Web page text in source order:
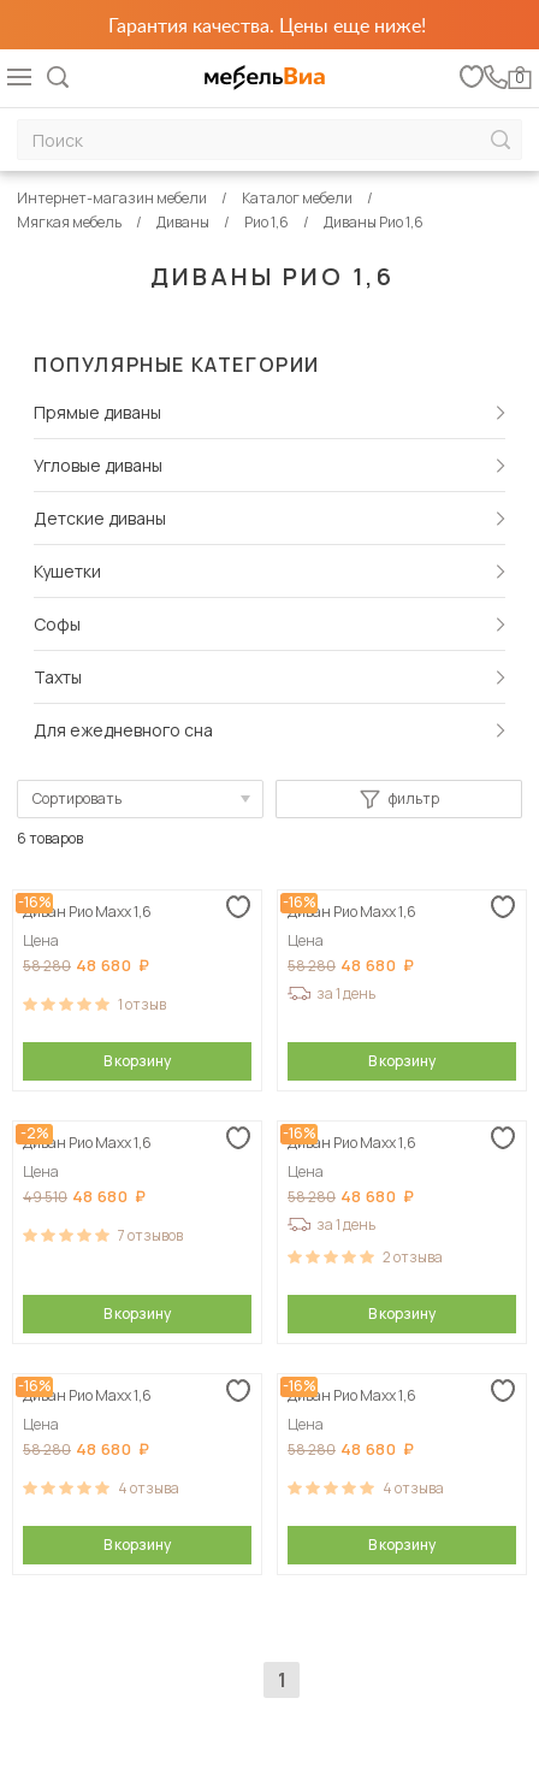
Гарантия качества. Цены еще ниже!
0
ДИВАНЫ РИО 1,6
Интернет-магазин мебели
Каталог мебели
Мягкая мебель
Диваны Рио 1,6 Диваны Рио 1,6
ПОПУЛЯРНЫЕ КАТЕГОРИИ
Прямые диваны
Угловые диваны
Детские диваны
Кушетки
Софы
Тахты
Для ежедневного сна
Сортировать
Сначала дорогие
фильтр
6 товаров
-16%
Диван Рио Maxx 1,6
Цена
58 280 48 680
1отзыв
В корзину
-16%
Диван Рио Maxx 1,6
Цена
58 280 48 680
за 1 день
В корзину
-2%
Диван Рио Maxx 1,6
Цена
49 510 48 680
7отзывов
В корзину
-16%
Диван Рио Maxx 1,6
Цена
58 280 48 680
за 1 день
2отзыва
В корзину
-16%
Диван Рио Maxx 1,6
Цена
58 280 48 680
4отзыва
В корзину
-16%
Диван Рио Maxx 1,6
Цена
58 280 48 680
4отзыва
В корзину
1